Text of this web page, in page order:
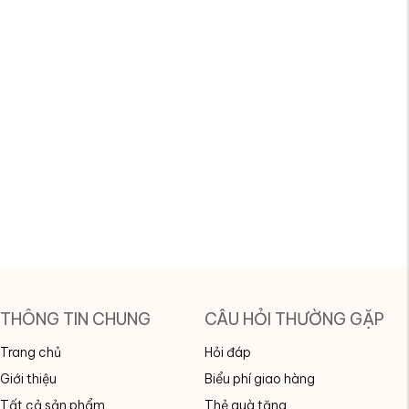
THÔNG TIN CHUNG
Trang chủ
Giới thiệu
Tất cả sản phẩm
CÂU HỎI THƯỜNG GẶP
Hỏi đáp
Biểu phí giao hàng
Thẻ quà tặng